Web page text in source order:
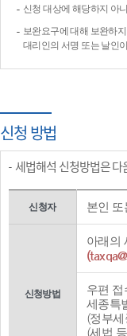
신청 대상에 해당하지 아
보완요구에 대해 보완하
대리인의 서명 또는 날인
신청 방법
세법해석 신청방법은 다
신청자 본인 또
신청방법
아래의
우편
세종특
(정부
(세법